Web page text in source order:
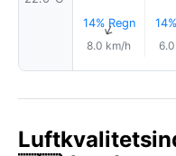
14% Regn
↑
8.0 km/h